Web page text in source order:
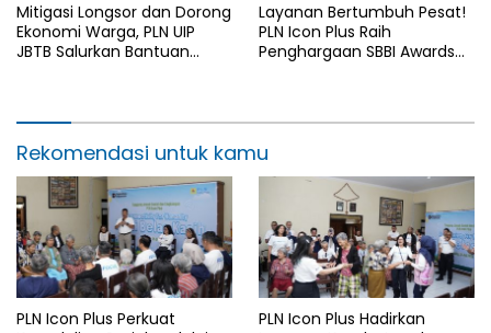
Mitigasi Longsor dan Dorong
Ekonomi Warga, PLN UIP
JBTB Salurkan Bantuan
Layanan Bertumbuh Pesat!
PLN Icon Plus Raih
Penghargaan SBBI Awards
Rekomendasi untuk kamu
PLN Icon Plus Perkuat
PLN Icon Plus Hadirkan